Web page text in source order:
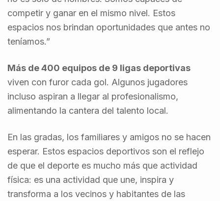
competir y ganar en el mismo nivel. Estos
espacios nos brindan oportunidades que antes no
teníamos.”
Más de 400 equipos de 9 ligas deportivas
viven con furor cada gol. Algunos jugadores
incluso aspiran a llegar al profesionalismo,
alimentando la cantera del talento local.
En las gradas, los familiares y amigos no se hacen
esperar. Estos espacios deportivos son el reflejo
de que el deporte es mucho más que actividad
física: es una actividad que une, inspira y
transforma a los vecinos y habitantes de las